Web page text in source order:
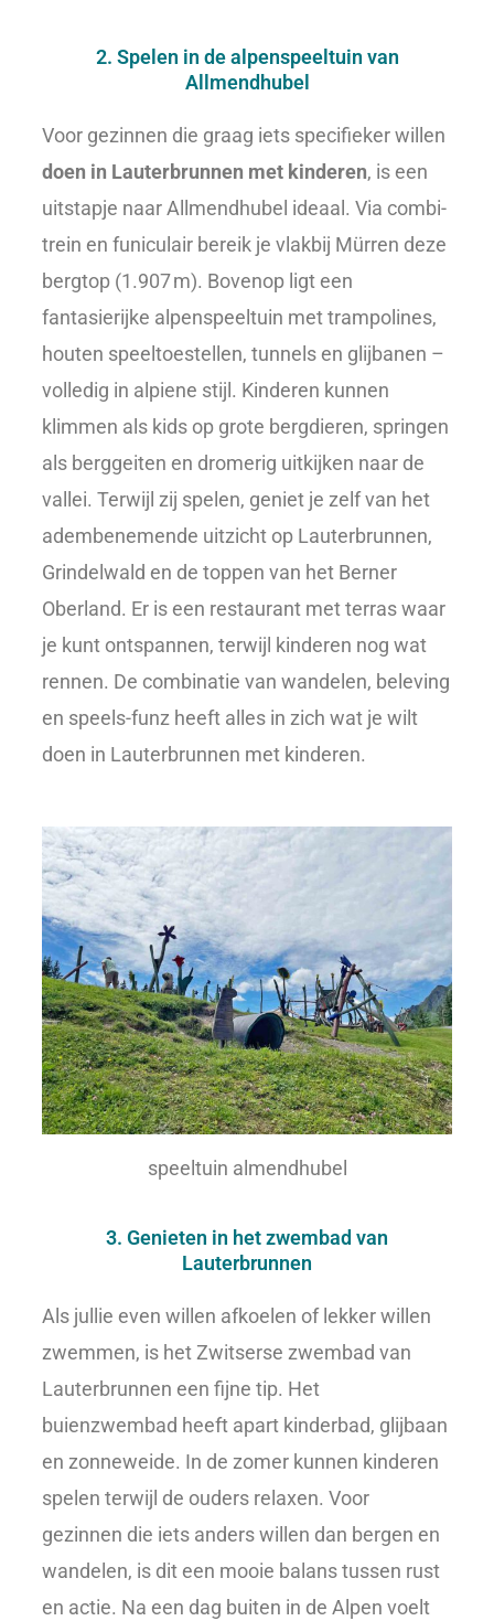
2. Spelen in de alpenspeeltuin van
Allmendhubel
Voor gezinnen die graag iets specifieker willen
doen in Lauterbrunnen met kinderen, is een
uitstapje naar Allmendhubel ideaal. Via combi-
trein en funiculair bereik je vlakbij Mürren deze
bergtop (1.907 m). Bovenop ligt een
fantasierijke alpenspeeltuin met trampolines,
houten speeltoestellen, tunnels en glijbanen –
volledig in alpiene stijl. Kinderen kunnen
klimmen als kids op grote bergdieren, springen
als berggeiten en dromerig uitkijken naar de
vallei. Terwijl zij spelen, geniet je zelf van het
adembenemende uitzicht op Lauterbrunnen,
Grindelwald en de toppen van het Berner
Oberland. Er is een restaurant met terras waar
je kunt ontspannen, terwijl kinderen nog wat
rennen. De combinatie van wandelen, beleving
en speels-funz heeft alles in zich wat je wilt
doen in Lauterbrunnen met kinderen.
speeltuin almendhubel
3. Genieten in het zwembad van
Lauterbrunnen
Als jullie even willen afkoelen of lekker willen
zwemmen, is het Zwitserse zwembad van
Lauterbrunnen een fijne tip. Het
buienzwembad heeft apart kinderbad, glijbaan
en zonneweide. In de zomer kunnen kinderen
spelen terwijl de ouders relaxen. Voor
gezinnen die iets anders willen dan bergen en
wandelen, is dit een mooie balans tussen rust
en actie. Na een dag buiten in de Alpen voelt